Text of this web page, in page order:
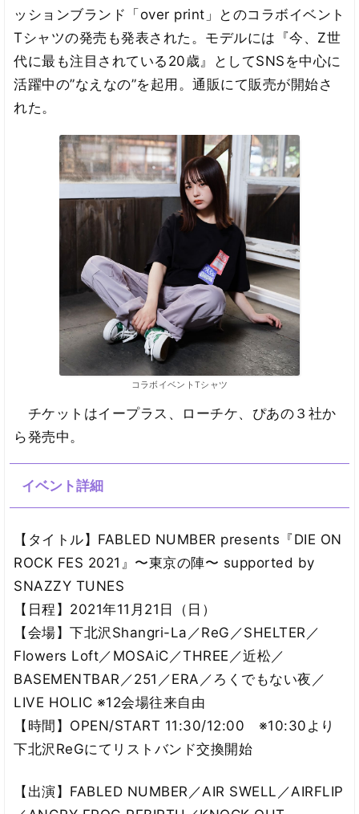
ッションブランド「over print」とのコラボイベント
Tシャツの発売も発表された。モデルには『今、Z世
代に最も注目されている20歳』としてSNSを中心に
活躍中の”なえなの”を起用。通販にて販売が開始さ
れた。
コラボイベントTシャツ
チケットはイープラス、ローチケ、ぴあの３社か
ら発売中。
イベント詳細
【タイトル】FABLED NUMBER presents『DIE ON
ROCK FES 2021』〜東京の陣〜 supported by
SNAZZY TUNES
【日程】2021年11月21日（日）
【会場】下北沢Shangri-La／ReG／SHELTER／
Flowers Loft／MOSAiC／THREE／近松／
BASEMENTBAR／251／ERA／ろくでもない夜／
LIVE HOLIC ※12会場往来自由
【時間】OPEN/START 11:30/12:00 ※10:30より
下北沢ReGにてリストバンド交換開始
【出演】FABLED NUMBER／AIR SWELL／AIRFLIP